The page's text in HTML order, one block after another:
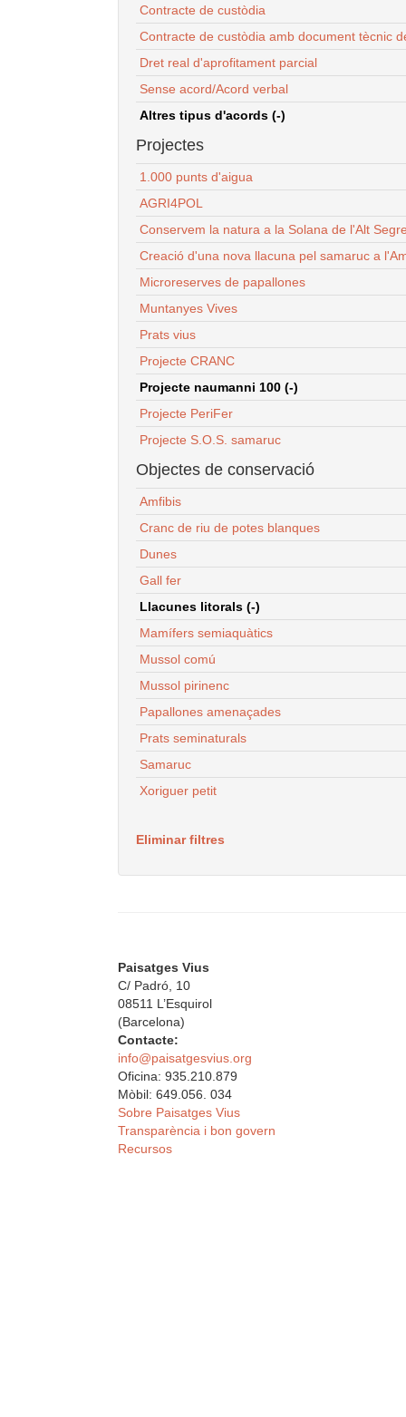
Contracte de custòdia
Contracte de custòdia amb document tècnic
Dret real d'aprofitament parcial
Sense acord/Acord verbal
Altres tipus d'acords (-)
Projectes
1.000 punts d'aigua
AGRI4POL
Conservem la natura a la Solana de l'Alt
Creació d'una nova llacuna pel samaruc a
Microreserves de papallones
Muntanyes Vives
Prats vius
Projecte CRANC
Projecte naumanni 100 (-)
Projecte PeriFer
Projecte S.O.S. samaruc
Objectes de conservació
Amfibis
Cranc de riu de potes blanques
Dunes
Gall fer
Llacunes litorals (-)
Mamífers semiaquàtics
Mussol comú
Mussol pirinenc
Papallones amenaçades
Prats seminaturals
Samaruc
Xoriguer petit
Eliminar filtres
Paisatges Vius
C/ Padró, 10
08511 L’Esquirol
(Barcelona)
Contacte:
info@paisatgesvius.org
Oficina: 935.210.879
Mòbil: 649.056. 034
Sobre Paisatges Vius
Transparència i bon govern
Recursos